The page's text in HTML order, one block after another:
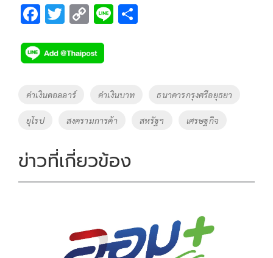
F
e
b
o
o
k
T
tt
er
C
p
y
Li
k
Li
Tags
ค่าเงินดอลลาร์ ค่าเงินบาท ธนาคารกรุงศรีอยุธยา
ยุโรป สงครามการค้า สหรัฐฯ เศรษฐกิจ
ข่าวที่เกี่ยวข้อง